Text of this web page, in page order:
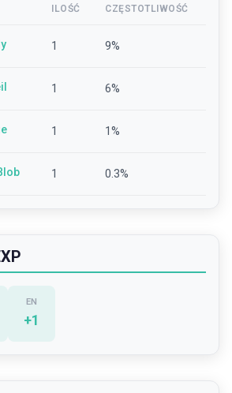
ILOŚĆ CZĘSTOTLIWOŚĆ
1 9%
1 6%
1 1%
1 0.3%
EN
+1